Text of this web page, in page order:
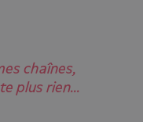
chaînes,
plus rien...